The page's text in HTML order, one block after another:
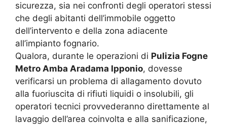
sicurezza, sia nei confronti degli operatori stessi
che degli abitanti dell’immobile oggetto
dell’intervento e della zona adiacente
all’impianto fognario.
Qualora, durante le operazioni di Pulizia Fogne
Metro Amba Aradama Ipponio, dovesse
verificarsi un problema di allagamento dovuto
alla fuoriuscita di rifiuti liquidi o insolubili, gli
operatori tecnici provvederanno direttamente al
lavaggio dell’area coinvolta e alla sanificazione,